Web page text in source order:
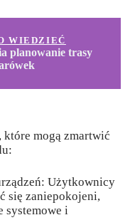
WIEDZIEĆ
planowanie trasy
które mogą zmartwić
Użytkownicy
się zaniepokojeni,
systemowe i